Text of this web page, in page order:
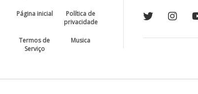
Página inicial
Política de
privacidade
Termos de
Serviço
Musica